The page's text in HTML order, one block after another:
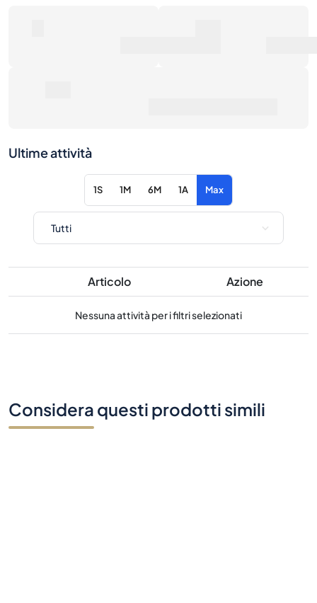
Ultime attività
1S 1M 6M 1A Max
Articolo Azione
Nessuna attività per i filtri selezionati
Considera questi prodotti simili